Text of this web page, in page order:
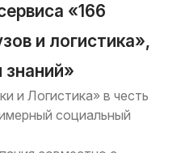
«166
и логистика»,
знаний»
и Логистика» в честь
социальный